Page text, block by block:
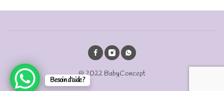
© 2022 BabyConcept
Besoin d'aide?